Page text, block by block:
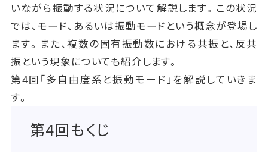
いながら振動する状況について解説します。この状況
では、モード、あるいは振動モードという概念が登場し
ます。また、複数の固有振動数における共振と、反共
振という現象についても紹介します。
第4回「多自由度系と振動モード」を解説していきま
す。
第4回もくじ